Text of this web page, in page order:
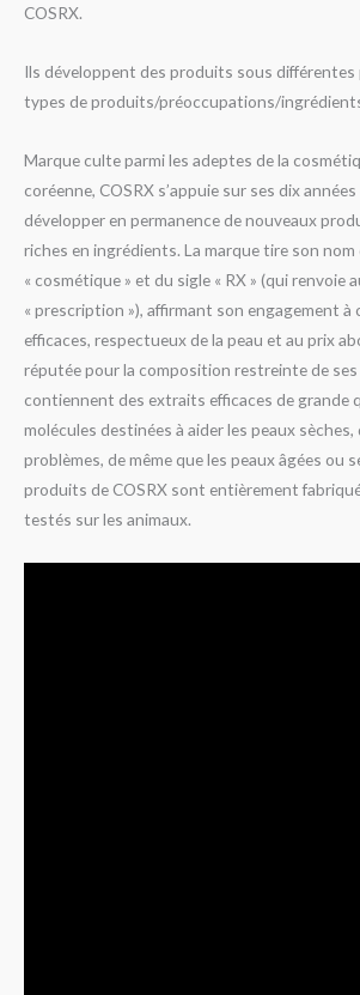
COSRX.
Ils développent des produits sous
types de produits/préoccupations/
Marque culte parmi les adeptes de la
coréenne, COSRX s’appuie sur ses dix
développer en permanence de nouveaux
riches en ingrédients. La marque tire son
« cosmétique » et du sigle « RX » (qui renvoie
« prescription »), affirmant son engagement à
efficaces, respectueux de la peau et au prix
réputée pour la composition restreinte de
contiennent des extraits efficaces de grande
molécules destinées à aider les peaux
problèmes, de même que les peaux âgées ou
produits de COSRX sont entièrement
testés sur les animaux.